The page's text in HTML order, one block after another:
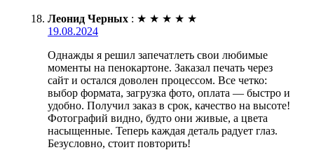
Леонид Черных : ★ ★ ★ ★ ★
19.08.2024
Однажды я решил запечатлеть свои любимые
моменты на пенокартоне. Заказал печать через
сайт и остался доволен процессом. Все четко:
выбор формата, загрузка фото, оплата — быстро и
удобно. Получил заказ в срок, качество на высоте!
Фотографий видно, будто они живые, а цвета
насыщенные. Теперь каждая деталь радует глаз.
Безусловно, стоит повторить!